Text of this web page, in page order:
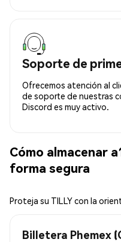
Soporte de
Ofrecemos atención al
de soporte de nuestras
Discord es muy activo.
Cómo almacenar
forma segura
Proteja su TILLY con la
Billetera Phemex